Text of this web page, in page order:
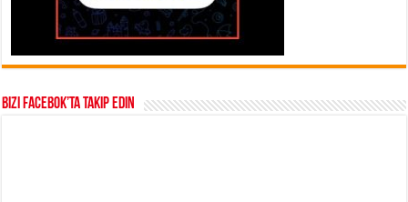
Bizi Facebok’ta takip edin